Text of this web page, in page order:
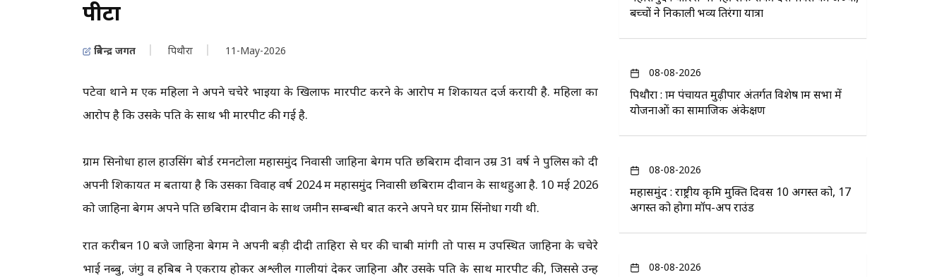
पीटा
त्रिवेन्द्र जगत पिथौरा 11-May-2026
पटेवा थाने में एक महिला ने अपने चचेरे भाइयों के खिलाफ मारपीट करने के आरोप में शिकायत दर्ज करायी है. महिला का
आरोप है कि उसके पति के साथ भी मारपीट की गई है.
ग्राम सिनोधा हाल हाउसिंग बोर्ड रमनटोला महासमुंद निवासी जाहिना बेगम पति छबिराम दीवान उम्र 31 वर्ष ने पुलिस को दी
अपनी शिकायत में बताया है कि उसका विवाह वर्ष 2024 में महासमुंद निवासी छबिराम दीवान के साथहुआ है. 10 मई 2026
को जाहिना बेगम अपने पति छबिराम दीवान के साथ जमीन सम्बन्धी बात करने अपने घर ग्राम सिंनोधा गयी थी.
रात करीबन 10 बजे जाहिना बेगम ने अपनी बड़ी दीदी ताहिरा से घर की चाबी मांगी तो पास में उपस्थित जाहिना के चचेरे
भाई नब्बु, जंगु व हबिब ने एकराय होकर अश्लील गालीयां देकर जाहिना और उसके पति के साथ मारपीट की, जिससे उन्हें
बच्चों ने निकाली भव्य तिरंगा यात्रा
08-08-2026
पिथौरा : ग्राम पंचायत मुढ़ीपार अंतर्गत विशेष ग्राम सभा में
योजनाओं का सामाजिक अंकेक्षण
08-08-2026
महासमुंद : राष्ट्रीय कृमि मुक्ति दिवस 10 अगस्त को, 17
अगस्त को होगा मॉप-अप राउंड
08-08-2026